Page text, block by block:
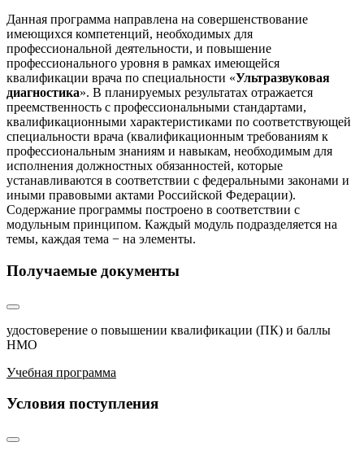
Данная программа направлена на совершенствование
имеющихся компетенций, необходимых для
профессиональной деятельности, и повышение
профессионального уровня в рамках имеющейся
квалификации врача по специальности «Ультразвуковая
диагностика». В планируемых результатах отражается
преемственность с профессиональными стандартами,
квалификационными характеристиками по соответствующей
специальности врача (квалификационным требованиям к
профессиональным знаниям и навыкам, необходимым для
исполнения должностных обязанностей, которые
устанавливаются в соответствии с федеральными законами и
иными правовыми актами Российской Федерации).
Содержание программы построено в соответствии с
модульным принципом. Каждый модуль подразделяется на
темы, каждая тема − на элементы.
Получаемые документы
удостоверение о повышении квалификации (ПК) и баллы
НМО
Учебная программа
Условия поступления